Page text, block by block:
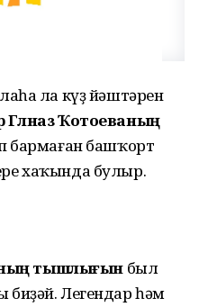
ла күҙ йәштәрен
Гөлназ Ҡотоеваның
бармаған башҡорт
хаҡында булыр.
тышлығынбыл
биҙәй. Легендар һәм